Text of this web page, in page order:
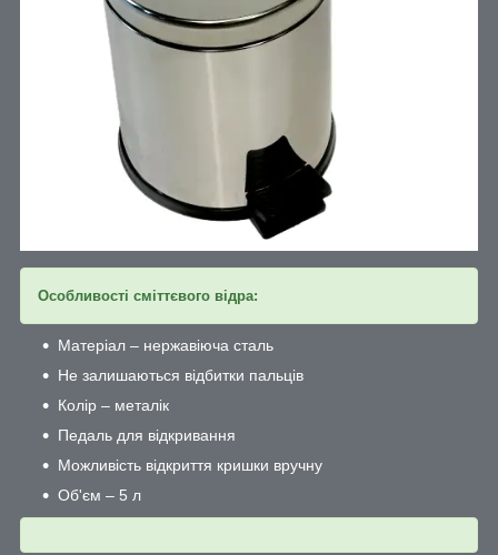
Особливості сміттєвого відра:
Матеріал – нержавіюча сталь
Не залишаються відбитки пальців
Колір – металік
Педаль для відкривання
Можливість відкриття кришки вручну
Об'єм – 5 л